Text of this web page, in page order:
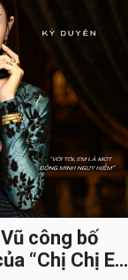
công bố
“Chị Chị Em